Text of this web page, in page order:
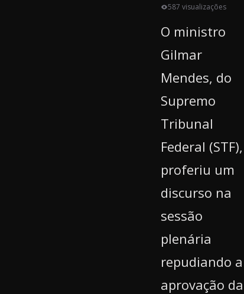
587 visualizações
O ministro
Gilmar
Mendes, do
Supremo
Tribunal
Federal (STF),
proferiu um
discurso na
sessão
plenária
repudiando a
aprovação da